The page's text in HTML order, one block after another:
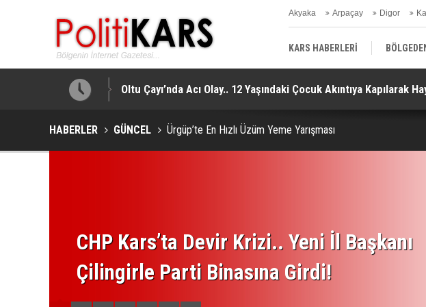
Akyaka Arpaçay Digor
KARS HABERLERİ
EKONOMİ | FİNANS |
Oltu Çayı’nda Acı Olay.. 12 Yaşındaki Çocuk Akıntıya Kapılarak
HABERLER GÜNCEL Ürgüp’te En Hızlı Üzüm Yeme Yarışması
CHP Kars’ta Devir Krizi.. Yeni İl Başkanı
Çilingirle Parti Binasına Girdi!